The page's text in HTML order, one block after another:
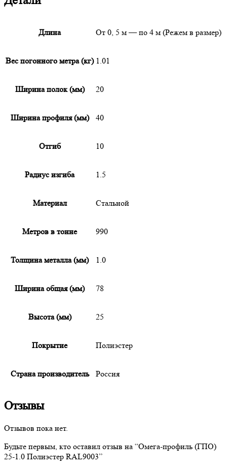
Длина От 0, 5 м — по 4 м (Режем в размер)
Вес погонного метра (кг) 1.01
Ширина полок (мм) 20
Ширина профиля (мм) 40
Отгиб 10
Радиус изгиба 1.5
Материал Стальной
Метров в тонне 990
Толщина металла (мм) 1.0
Ширина общая (мм) 78
Высота (мм) 25
Покрытие Полиэстер
Страна производитель Россия
Отзывы
Отзывов пока нет.
Будьте первым, кто оставил отзыв на “Омега-профиль (ГПО)
25-1.0 Полиэстер RAL9003”